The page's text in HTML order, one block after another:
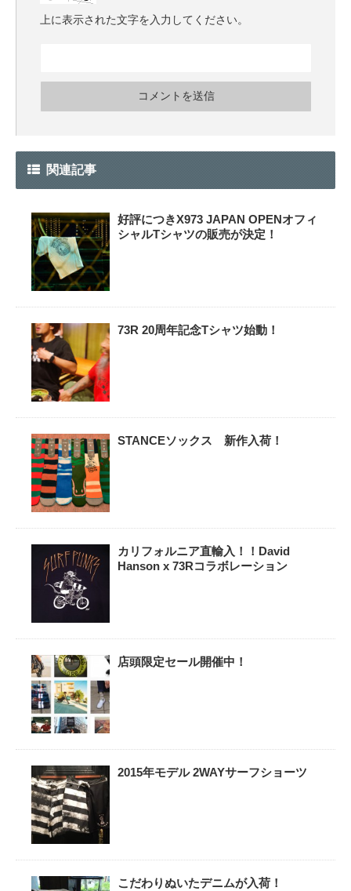
上に表示された文字を入力してください。
関連記事
好評につきX973 JAPAN OPENオフィ
シャルTシャツの販売が決定！
73R 20周年記念Tシャツ始動！
STANCEソックス 新作入荷！
カリフォルニア直輸入！！David
Hanson x 73Rコラボレーション
店頭限定セール開催中！
2015年モデル 2WAYサーフショーツ
こだわりぬいたデニムが入荷！